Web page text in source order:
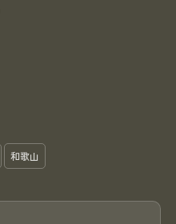
和歌山